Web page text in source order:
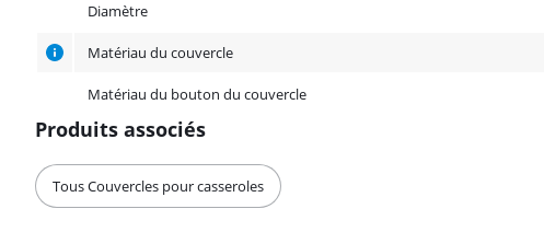
Diamètre
Matériau du couvercle
Matériau du bouton du couvercle
Produits associés
Tous Couvercles pour casseroles